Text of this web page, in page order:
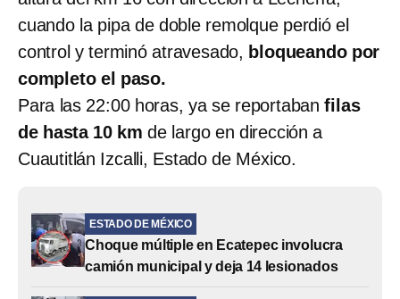
cuando la pipa de doble remolque perdió el
control y terminó atravesado, bloqueando por
completo el paso.
Para las 22:00 horas, ya se reportabanfilas
de hasta 10 kmde largo en dirección a
Cuautitlán Izcalli, Estado de México.
ESTADO DE MÉXICO
Choque múltiple en Ecatepec involucra
camión municipal y deja 14 lesionados